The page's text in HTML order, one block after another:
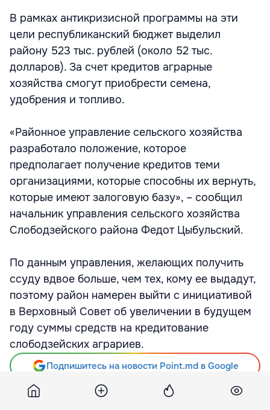
В рамках антикризисной программы на эти
цели республиканский бюджет выделил
району 523 тыс. рублей (около 52 тыс.
долларов). За счет кредитов аграрные
хозяйства смогут приобрести семена,
удобрения и топливо.
«Районное управление сельского хозяйства
разработало положение, которое
предполагает получение кредитов теми
организациями, которые способны их вернуть,
которые имеют залоговую базу», – сообщил
начальник управления сельского хозяйства
Слободзейского района Федот Цыбульский.
По данным управления, желающих получить
ссуду вдвое больше, чем тех, кому ее выдадут,
поэтому район намерен выйти с инициативой
в Верховный Совет об увеличении в будущем
году суммы средств на кредитование
слободзейских аграриев.
Подпишитесь на новости Point.md в Google